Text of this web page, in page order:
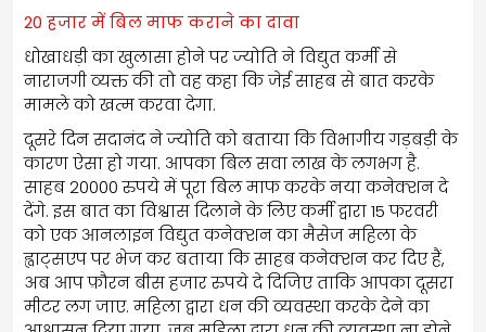
20 हजार में बिल माफ कराने का दावा
धोखाधड़ी का खुलासा होने पर ज्योति ने विद्युत कर्मी से
नाराजगी व्यक्त की तो वह कहा कि जेई साहब से बात करके
मामले को खत्म करवा देगा.
दूसरे दिन सदानंद ने ज्योति को बताया कि विभागीय गड़बड़ी के
कारण ऐसा हो गया. आपका बिल सवा लाख के लगभग है.
साहब 20000 रुपये में पूरा बिल माफ करके नया कनेक्शन दे
देंगे. इस बात का विश्वास दिलाने के लिए कर्मी द्वारा 15 फरवरी
को एक आनलाइन विद्युत कनेक्शन का मैसेज महिला के
ह्वाट्सएप पर भेज कर बताया कि साहब कनेक्शन कर दिए हैं,
अब आप फ़ौरन बीस हजार रुपये दे दिजिए ताकि आपका दूसरा
मीटर लग जाए. महिला द्वारा धन की व्यवस्था करके देने का